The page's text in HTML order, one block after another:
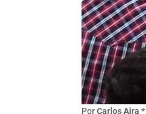
PorCarlos Aira *